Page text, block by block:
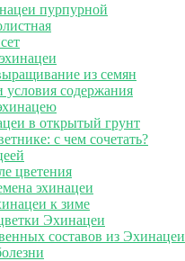
пурпурной
из семян
условия содержания
в открытый грунт
с чем сочетать?
цветения
эхинацеи
к зиме
Эхинацеи
составов из Эхинацеи